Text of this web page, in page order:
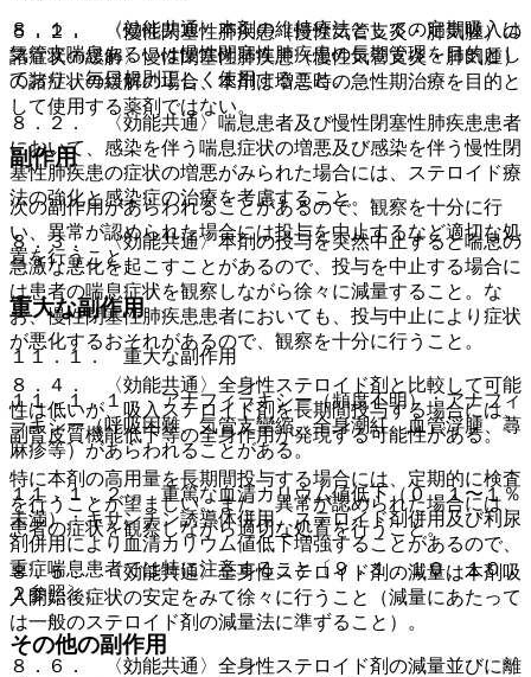
８．１． 〈効能共通〉本剤の維持療法としての定期吸入は
気管支喘息あるいは慢性閉塞性肺疾患の長期管理を目的とし
ており、毎日規則正しく使用すること。
８．２． 〈効能共通〉喘息患者及び慢性閉塞性肺疾患患者
において、感染を伴う喘息症状の増悪及び感染を伴う慢性閉
塞性肺疾患の症状の増悪がみられた場合には、ステロイド療
法の強化と感染症の治療を考慮すること。
８．３． 〈効能共通〉本剤の投与を突然中止すると喘息の
急激な悪化を起こすことがあるので、投与を中止する場合に
は患者の喘息症状を観察しながら徐々に減量すること。な
お、慢性閉塞性肺疾患患者においても、投与中止により症状
が悪化するおそれがあるので、観察を十分に行うこと。
８．４． 〈効能共通〉全身性ステロイド剤と比較して可能
性は低いが、吸入ステロイド剤を長期間投与する場合には、
副腎皮質機能低下等の全身作用が発現する可能性がある。
特に本剤の高用量を長期間投与する場合には、定期的に検査
を行うことが望ましい。また、異常が認められた場合には、
患者の症状を観察しながら適切な処置を行うこと。
８．５． 〈効能共通〉全身性ステロイド剤の減量は本剤吸
入開始後症状の安定をみて徐々に行うこと（減量にあたって
は一般のステロイド剤の減量法に準ずること）。
８．６． 〈効能共通〉全身性ステロイド剤の減量並びに離
５．２． 〈慢性閉塞性肺疾患（慢性気管支炎・肺気腫）の
諸症状の緩解〉慢性閉塞性肺疾患（慢性気管支炎・肺気腫）
の諸症状の緩解の場合、本剤は増悪時の急性期治療を目的と
して使用する薬剤ではない。
副作用
次の副作用があらわれることがあるので、観察を十分に行
い、異常が認められた場合には投与を中止するなど適切な処
置を行うこと。
重大な副作用
１１．１． 重大な副作用
１１．１．１． アナフィラキシー（頻度不明）：アナフィ
ラキシー（呼吸困難、気管支攣縮、全身潮紅、血管浮腫、蕁
麻疹等）があらわれることがある。
１１．１．２． 重篤な血清カリウム値低下（０．１〜１％
未満）：キサンチン誘導体併用、ステロイド剤併用及び利尿
剤併用により血清カリウム値低下増強することがあるので、
重症喘息患者では特に注意すること〔９．１．１０、１０．
２参照〕。
その他の副作用